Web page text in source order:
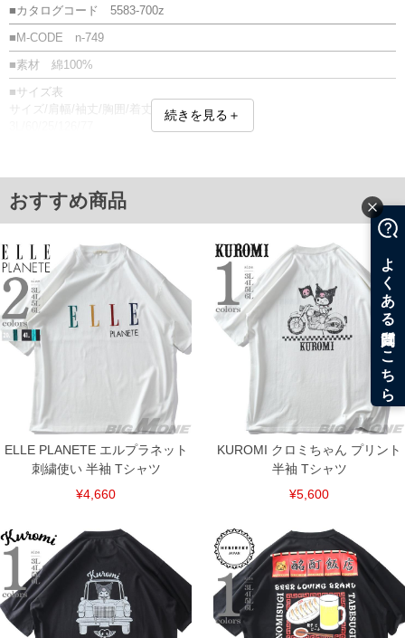
■カタログコード 5583-700z
■M-CODE n-749
■素材 綿100%
■サイズ表
サイズ/肩幅/袖丈/胸囲/着丈
6L/66/28/144/81
単位はcm
下着(肌着)やワイシャツは商品の性質上、返品交換不可とさせて頂いております。予め
ご了承くださいませ。
※【ボトムの裾上げをご希望の場合】
裾上げ料金は500円+税となります。
備考欄に股下●cmとご記入下さい。（裾上げ無料対象商品は1本につき税込6,000円以
上の品が対象。1本5,999円以下の商品は有料（500円+税）となります。）
出荷まで約1週間～20日間程お時間を頂く場合がございます。
尚、裾上げした商品は返品・交換不可となりますので、予めご了承下さい。
一部、お直しに対応出来ない商品がございます。(例：裾にファスナーや調節ひもが付
いている、極端なデザインが施されている等)
※商品によって若干のサイズの誤差がございます。また、お客様がご使用の環境（コ
ンピュータ画面）によって、商品の色味が若干異なる場合がございます。予めご了承
ください。
※当店での掲載商品は、実店鋪と在庫を共用しておりますので店頭での売り違い、店
舗からのお取り寄せ等により、お客様にご迷惑をお掛けしてしまう場合がございま
連絡させて頂きますので予めご了承ください。
ITEM INTRODUCTION
続きを見る＋
おすすめ商品
ELLE PLANETE エルプラネット
刺繍使い 半袖 Tシャツ
¥4,660
KUROMI クロミちゃん プリント
半袖 Tシャツ
¥5,600